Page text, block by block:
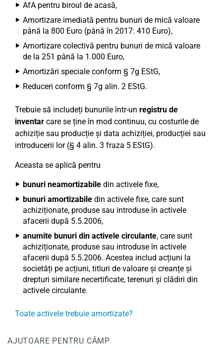
AfA pentru biroul de acasă,
Amortizare imediată pentru bunuri de mică valoare
până la 800 Euro (până în 2017: 410 Euro),
Amortizare colectivă pentru bunuri de mică valoare
de la 251 până la 1.000 Euro,
Amortizări speciale conform § 7g EStG,
Reduceri conform § 7g alin. 2 EStG.
Trebuie să includeți bunurile într-un registru de
inventar care se ține în mod continuu, cu costurile de
achiziție sau producție și data achiziției, producției sau
introducerii lor (§ 4 alin. 3 fraza 5 EStG).
Aceasta se aplică pentru
bunuri neamortizabile din activele fixe,
bunuri amortizabile din activele fixe, care sunt
achiziționate, produse sau introduse în activele
afacerii după 5.5.2006,
anumite bunuri din activele circulante, care sunt
achiziționate, produse sau introduse în activele
afacerii după 5.5.2006. Acestea includ acțiuni la
societăți pe acțiuni, titluri de valoare și creanțe și
drepturi similare necertificate, terenuri și clădiri din
activele circulante.
Toate activele trebuie amortizate?
AJUTOARE PENTRU CÂMP